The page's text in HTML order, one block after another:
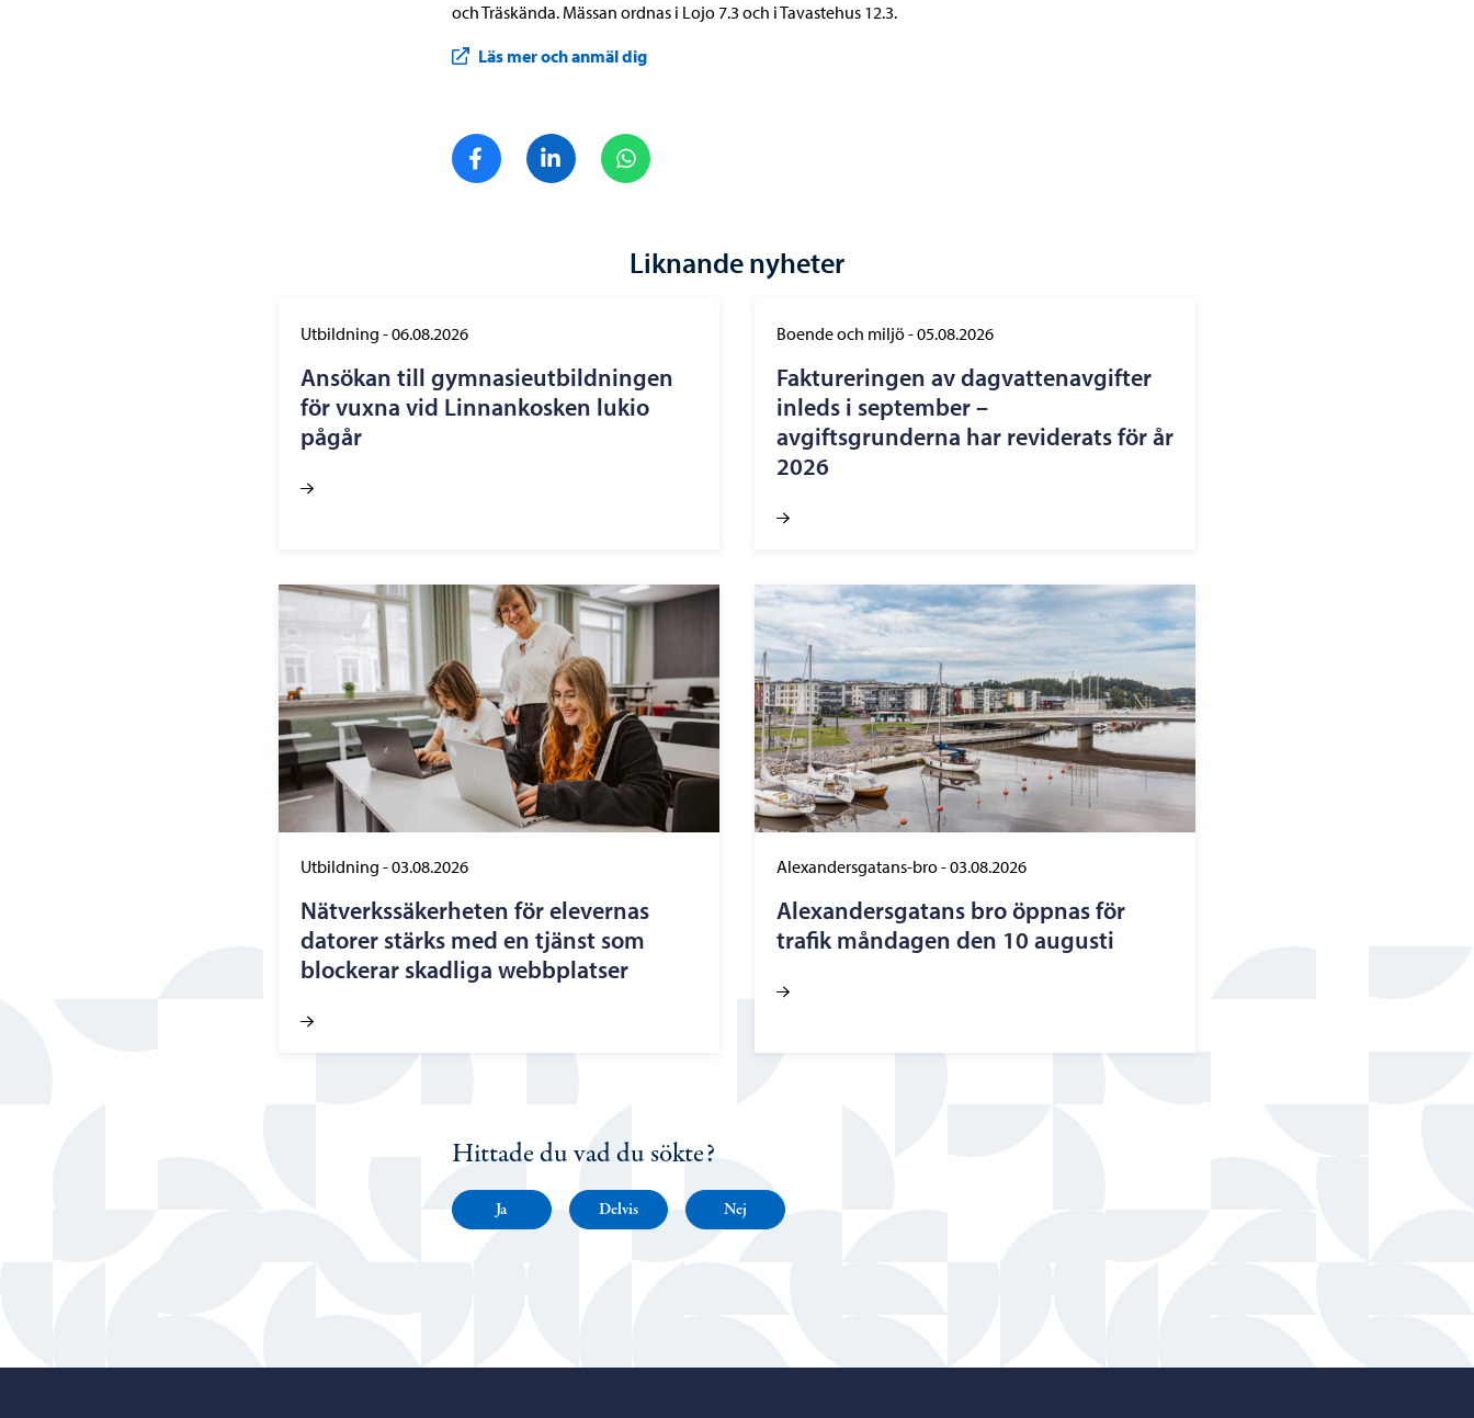
och Träskända. Mässan ordnas i Lojo 7.3 och i Tavastehus 12.3.
Läs mer och anmäl dig
Dela på FacebookDela på LinkedIn
Liknande nyheter
Utbildning -06.08.2026
Ansökan till gymnasieutbildningen
för vuxna vid Linnankosken lukio
pågår
Boende och miljö-05.08.2026
Faktureringen av dagvattenavgifter
inleds i september –
avgiftsgrunderna har reviderats för år
2026
Utbildning -03.08.2026
Nätverkssäkerheten för elevernas
datorer stärks med en tjänst som
blockerar skadliga webbplatser
Alexandersgatans-bro-03.08.2026
Alexandersgatans bro öppnas för
trafik måndagen den 10 augusti
Hittade du vad du sökte?
Ja Delvis Nej